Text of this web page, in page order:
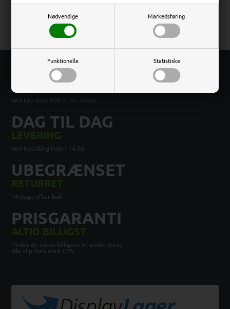
Nødvendige Markedsføring
Funktionelle Statistiske
Total Mål: 11 x 7,4 cm
FRAGT
Ved køb over 800 kr. ex .moms
DAG TIL DAG
LEVERING
Ved bestilling inden 14.00
UBEGRÆNSET
RETURRET
14 dage efter køb
PRISGARANTI
ALTID BILLIGST
Finder du varen billigere et andet sted,
slår vi prisen med 10%
Priser ekskl. moms Priser inkl. moms